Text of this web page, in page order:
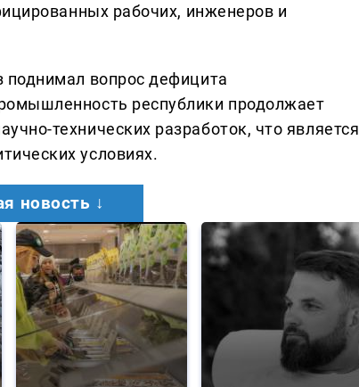
рабочих, инженеров и
поднимал вопрос дефицита
республики продолжает
технических разработок, что является
условиях.
новость ↓